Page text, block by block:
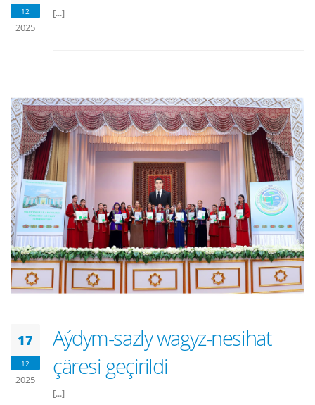
12
2025
[...]
17
12
2025
Aýdym-sazly wagyz-nesihat
çäresi geçirildi
[...]